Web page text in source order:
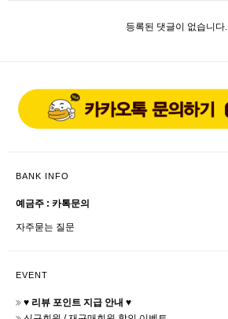
등록된 댓글이 없습니다.
BANK INFO
예금주 : 카톡문의
자주묻는 질문
EVENT
♥ 리뷰 포인트 지급 안내 ♥